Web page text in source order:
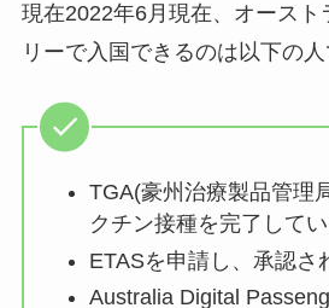
現在2022年6月現在、オースト
リーで入国できるのは以下の人
TGA(豪州治療製品管理
クチン接種を完了して
ETASを申請し、承認さ
Australia Digital